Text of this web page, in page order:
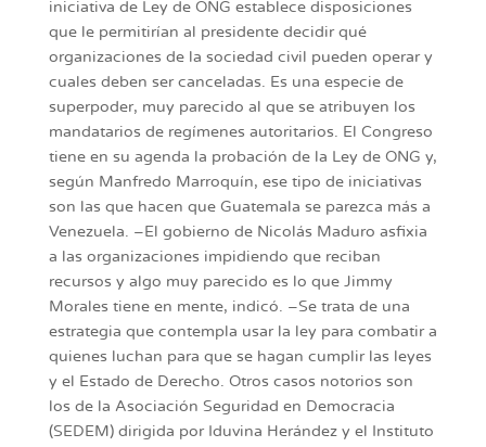
iniciativa de Ley de ONG establece disposiciones
que le permitirían al presidente decidir qué
organizaciones de la sociedad civil pueden operar y
cuales deben ser canceladas. Es una especie de
superpoder, muy parecido al que se atribuyen los
mandatarios de regímenes autoritarios. El Congreso
tiene en su agenda la probación de la Ley de ONG y,
según Manfredo Marroquín, ese tipo de iniciativas
son las que hacen que Guatemala se parezca más a
Venezuela. –El gobierno de Nicolás Maduro asfixia
a las organizaciones impidiendo que reciban
recursos y algo muy parecido es lo que Jimmy
Morales tiene en mente, indicó. –Se trata de una
estrategia que contempla usar la ley para combatir a
quienes luchan para que se hagan cumplir las leyes
y el Estado de Derecho. Otros casos notorios son
los de la Asociación Seguridad en Democracia
(SEDEM) dirigida por Iduvina Herández y el Instituto